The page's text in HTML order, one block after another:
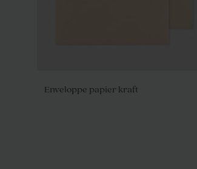
Enveloppe papier kraft